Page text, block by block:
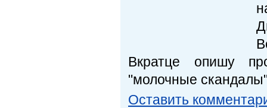
Вкратце опишу
"молочные
Оставить